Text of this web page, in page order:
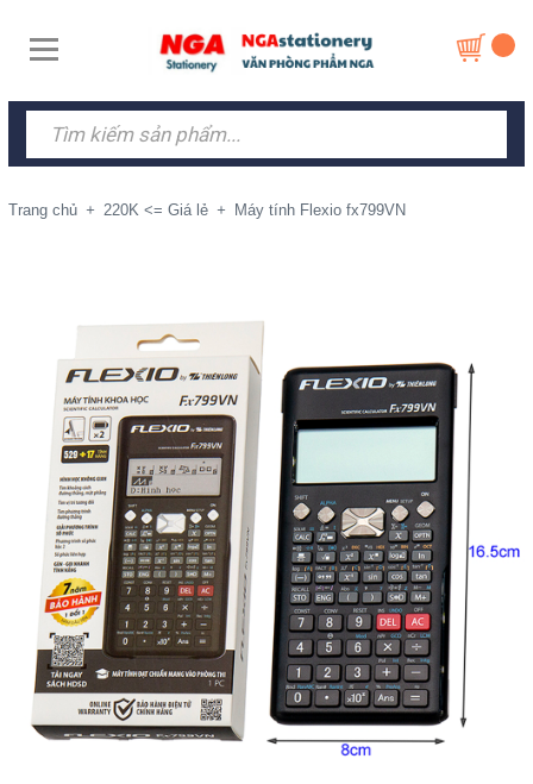
Trang chủ + 220K <= Giá lẻ + Máy tính Flexio fx799VN